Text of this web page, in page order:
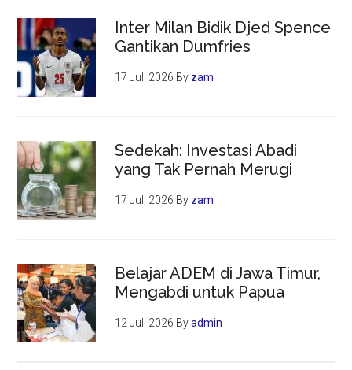
Inter Milan Bidik Djed Spence
Gantikan Dumfries
17 Juli 2026 By zam
Sedekah: Investasi Abadi
yang Tak Pernah Merugi
17 Juli 2026 By zam
Belajar ADEM di Jawa Timur,
Mengabdi untuk Papua
12 Juli 2026 Byadmin